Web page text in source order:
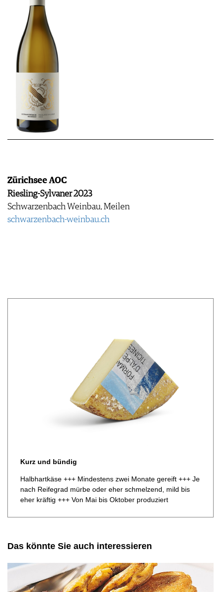
Zürichsee AOC
Riesling-Sylvaner 2023
Schwarzenbach Weinbau, Meilen
​​​​​​​schwarzenbach-weinbau.ch
Kurz und bündig
Halbhartkäse +++ Mindestens zwei Monate gereift +++ Je
nach Reifegrad mürbe oder eher schmelzend, mild bis
eher kräftig +++ Von Mai bis Oktober produziert
Das könnte Sie auch interessieren